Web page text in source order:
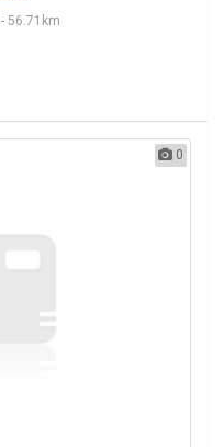
- 56.71km
0